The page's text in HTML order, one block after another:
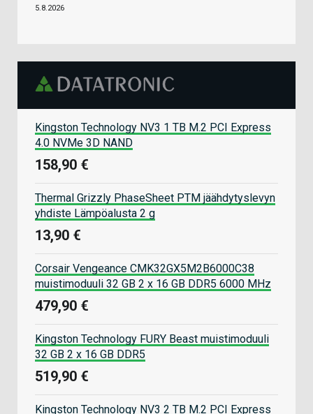
5.8.2026
Kingston Technology NV3 1 TB M.2 PCI Express
4.0 NVMe 3D NAND
158,90 €
Thermal Grizzly PhaseSheet PTM jäähdytyslevyn
yhdiste Lämpöalusta 2 g
13,90 €
Corsair Vengeance CMK32GX5M2B6000C38
muistimoduuli 32 GB 2 x 16 GB DDR5 6000 MHz
479,90 €
Kingston Technology FURY Beast muistimoduuli
32 GB 2 x 16 GB DDR5
519,90 €
Kingston Technology NV3 2 TB M.2 PCI Express